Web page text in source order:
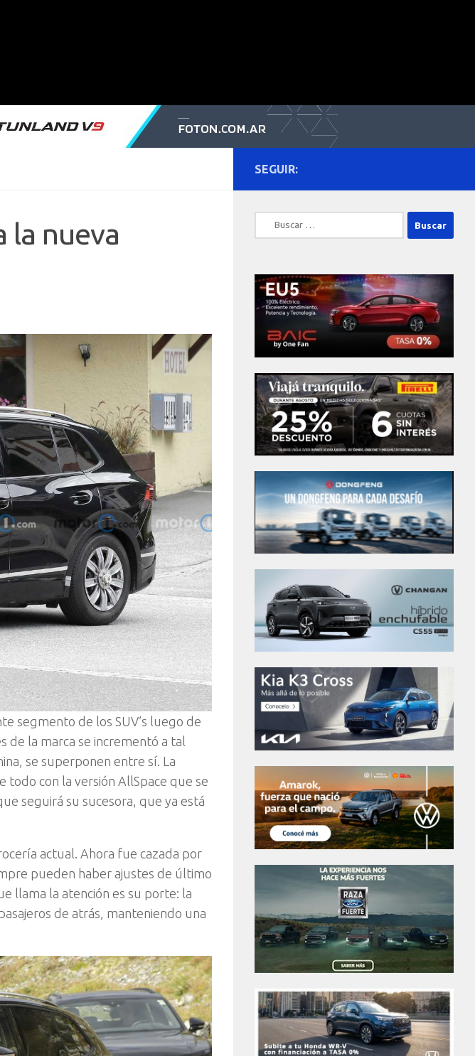
la nueva
segmento de los SUV’s luego de
de la marca se incrementó a tal
se superponen entre sí. La
todo con la versión AllSpace que se
seguirá su sucesora, que ya está
actual. Ahora fue cazada por
pueden haber ajustes de último
llama la atención es su porte: la
de atrás, manteniendo una
SEGUIR:
Buscar: